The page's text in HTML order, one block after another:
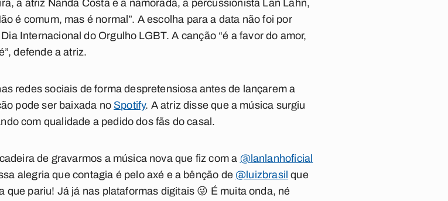
a atriz Nanda Costa e a namorada, a percussionista Lan Lahn,
é comum, mas é normal”. A escolha para a data não foi por
Internacional do Orgulho LGBT. A canção “é a favor do amor,
defende a atriz.
redes sociais de forma despretensiosa antes de lançarem a
pode ser baixada no Spotify. A atriz disse que a música surgiu
com qualidade a pedido dos fãs do casal.
de gravarmos a música nova que fiz com a @lanlanhoficial
alegria que contagia é pelo axé e a bênção de @luizbrasil que
que pariu! Já já nas plataformas digitais 😜 É muita onda, né